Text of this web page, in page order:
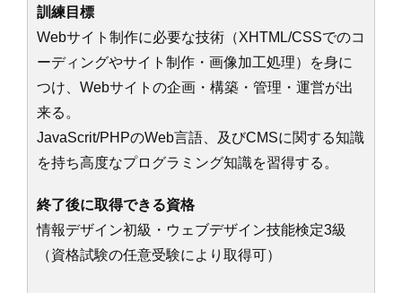
訓練目標
Webサイト制作に必要な技術（XHTML/CSSでのコ
ーディングやサイト制作・画像加工処理）を身に
つけ、Webサイトの企画・構築・管理・運営が出
来る。
JavaScrit/PHPのWeb言語、及びCMSに関する知識
を持ち高度なプログラミング知識を習得する。
終了後に取得できる資格
情報デザイン初級・ウェブデザイン技能検定3級
（資格試験の任意受験により取得可）